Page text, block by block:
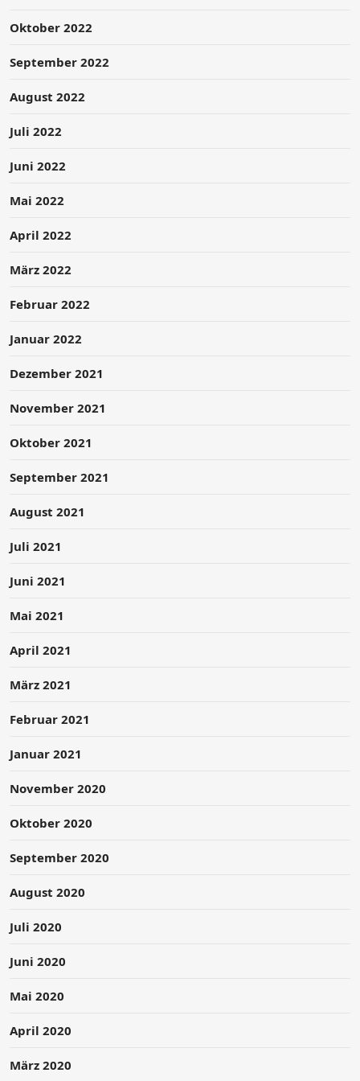
Oktober 2022
September 2022
August 2022
Juli 2022
Juni 2022
Mai 2022
April 2022
März 2022
Februar 2022
Januar 2022
Dezember 2021
November 2021
Oktober 2021
September 2021
August 2021
Juli 2021
Juni 2021
Mai 2021
April 2021
März 2021
Februar 2021
Januar 2021
November 2020
Oktober 2020
September 2020
August 2020
Juli 2020
Juni 2020
Mai 2020
April 2020
März 2020